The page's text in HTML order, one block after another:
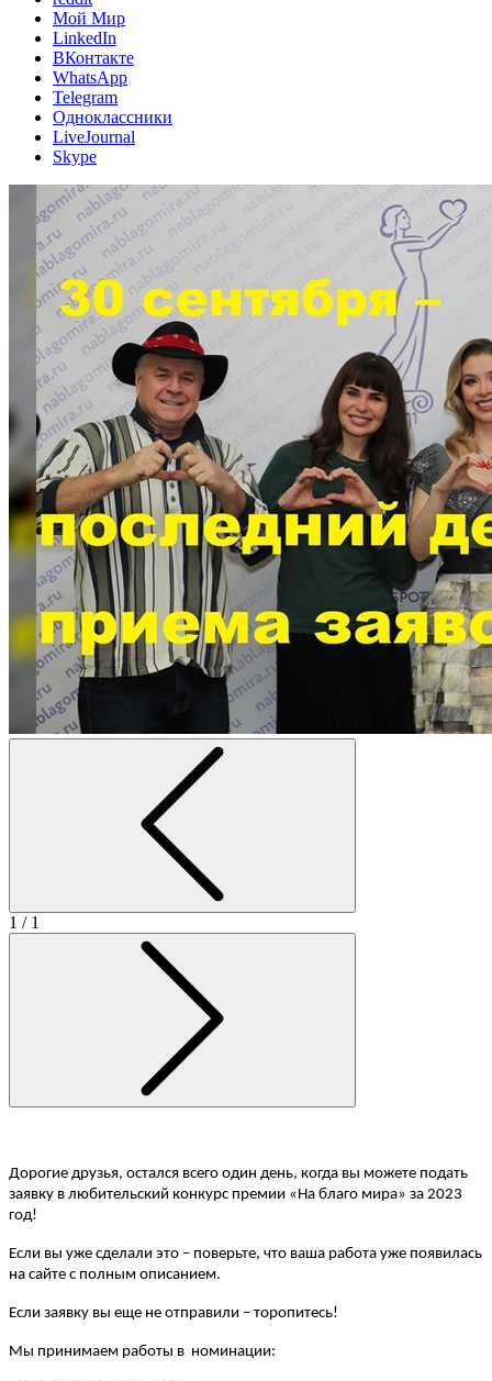
Мой Мир
LinkedIn
ВКонтакте
WhatsApp
Telegram
Одноклассники
LiveJournal
Skype
1 / 1
Дорогие друзья, остался всего один день, когда вы можете подать
заявку в любительский конкурс премии «На благо мира» за 2023
год!
Если вы уже сделали это – поверьте, что ваша работа уже появилась
на сайте с полным описанием.
Если заявку вы еще не отправили – торопитесь!
Мы принимаем работы в номинации: